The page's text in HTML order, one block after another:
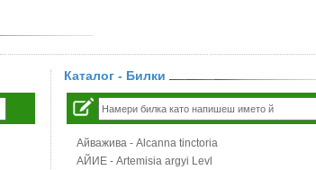
Каталог - Билки
Айважива - Alcanna tinctoria
АЙИЕ - Artemisia argyi Levl